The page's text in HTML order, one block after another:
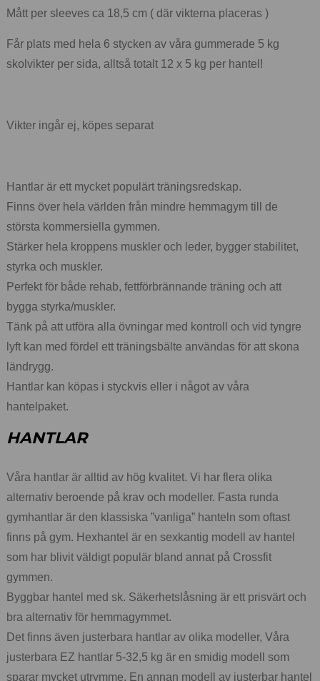
Mått per sleeves ca 18,5 cm ( där vikterna placeras )
Får plats med hela 6 stycken av våra gummerade 5 kg
skolvikter per sida, alltså totalt 12 x 5 kg per hantel!
Vikter ingår ej, köpes separat
Hantlar är ett mycket populärt träningsredskap.
Finns över hela världen från mindre hemmagym till de
största kommersiella gymmen.
Stärker hela kroppens muskler och leder, bygger stabilitet,
styrka och muskler.
Perfekt för både rehab, fettförbrännande träning och att
bygga styrka/muskler.
Tänk på att utföra alla övningar med kontroll och vid tyngre
lyft kan med fördel ett träningsbälte användas för att skona
ländrygg.
Hantlar kan köpas i styckvis eller i något av våra
hantelpaket.
HANTLAR
Våra hantlar är alltid av hög kvalitet. Vi har flera olika
alternativ beroende på krav och modeller. Fasta runda
gymhantlar är den klassiska ”vanliga” hanteln som oftast
finns på gym. Hexhantel är en sexkantig modell av hantel
som har blivit väldigt populär bland annat på Crossfit
gymmen.
Byggbar hantel med sk. Säkerhetslåsning är ett prisvärt och
bra alternativ för hemmagymmet.
Det finns även justerbara hantlar av olika modeller, Våra
justerbara EZ hantlar 5-32,5 kg är en smidig modell som
sparar mycket utrymme. En annan modell av justerbar hantel